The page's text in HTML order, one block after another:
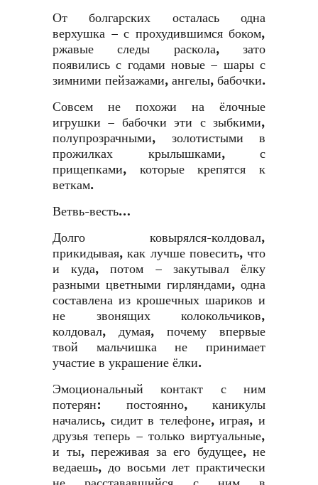
От болгарских осталась одна
верхушка – с прохудившимся боком,
ржавые следы раскола, зато
появились с годами новые – шары с
зимними пейзажами, ангелы, бабочки.
Совсем не похожи на ёлочные
игрушки – бабочки эти с зыбкими,
полупрозрачными, золотистыми в
прожилках крылышками, с
прищепками, которые крепятся к
веткам.
Ветвь-весть…
Долго ковырялся-колдовал,
прикидывая, как лучше повесить, что
и куда, потом – закутывал ёлку
разными цветными гирляндами, одна
составлена из крошечных шариков и
не звонящих колокольчиков,
колдовал, думая, почему впервые
твой мальчишка не принимает
участие в украшение ёлки.
Эмоциональный контакт с ним
потерян: постоянно, каникулы
начались, сидит в телефоне, играя, и
друзья теперь – только виртуальные,
и ты, переживая за его будущее, не
ведаешь, до восьми лет практически